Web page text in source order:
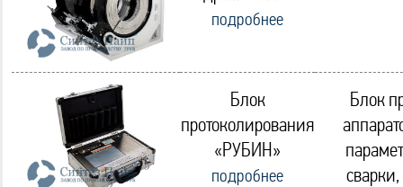
подробнее
Блок
протоколирования
«РУБИН»
подробнее
Блок